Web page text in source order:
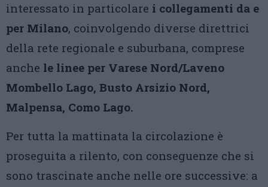
interessato in particolare i collegamenti da e
per Milano, coinvolgendo diverse direttrici
della rete regionale e suburbana, comprese
anche le linee per Varese Nord/Laveno
Mombello Lago, Busto Arsizio Nord,
Malpensa, Como Lago.
Per tutta la mattinata la circolazione è
proseguita a rilento, con conseguenze che si
sono trascinate anche nelle ore successive: a